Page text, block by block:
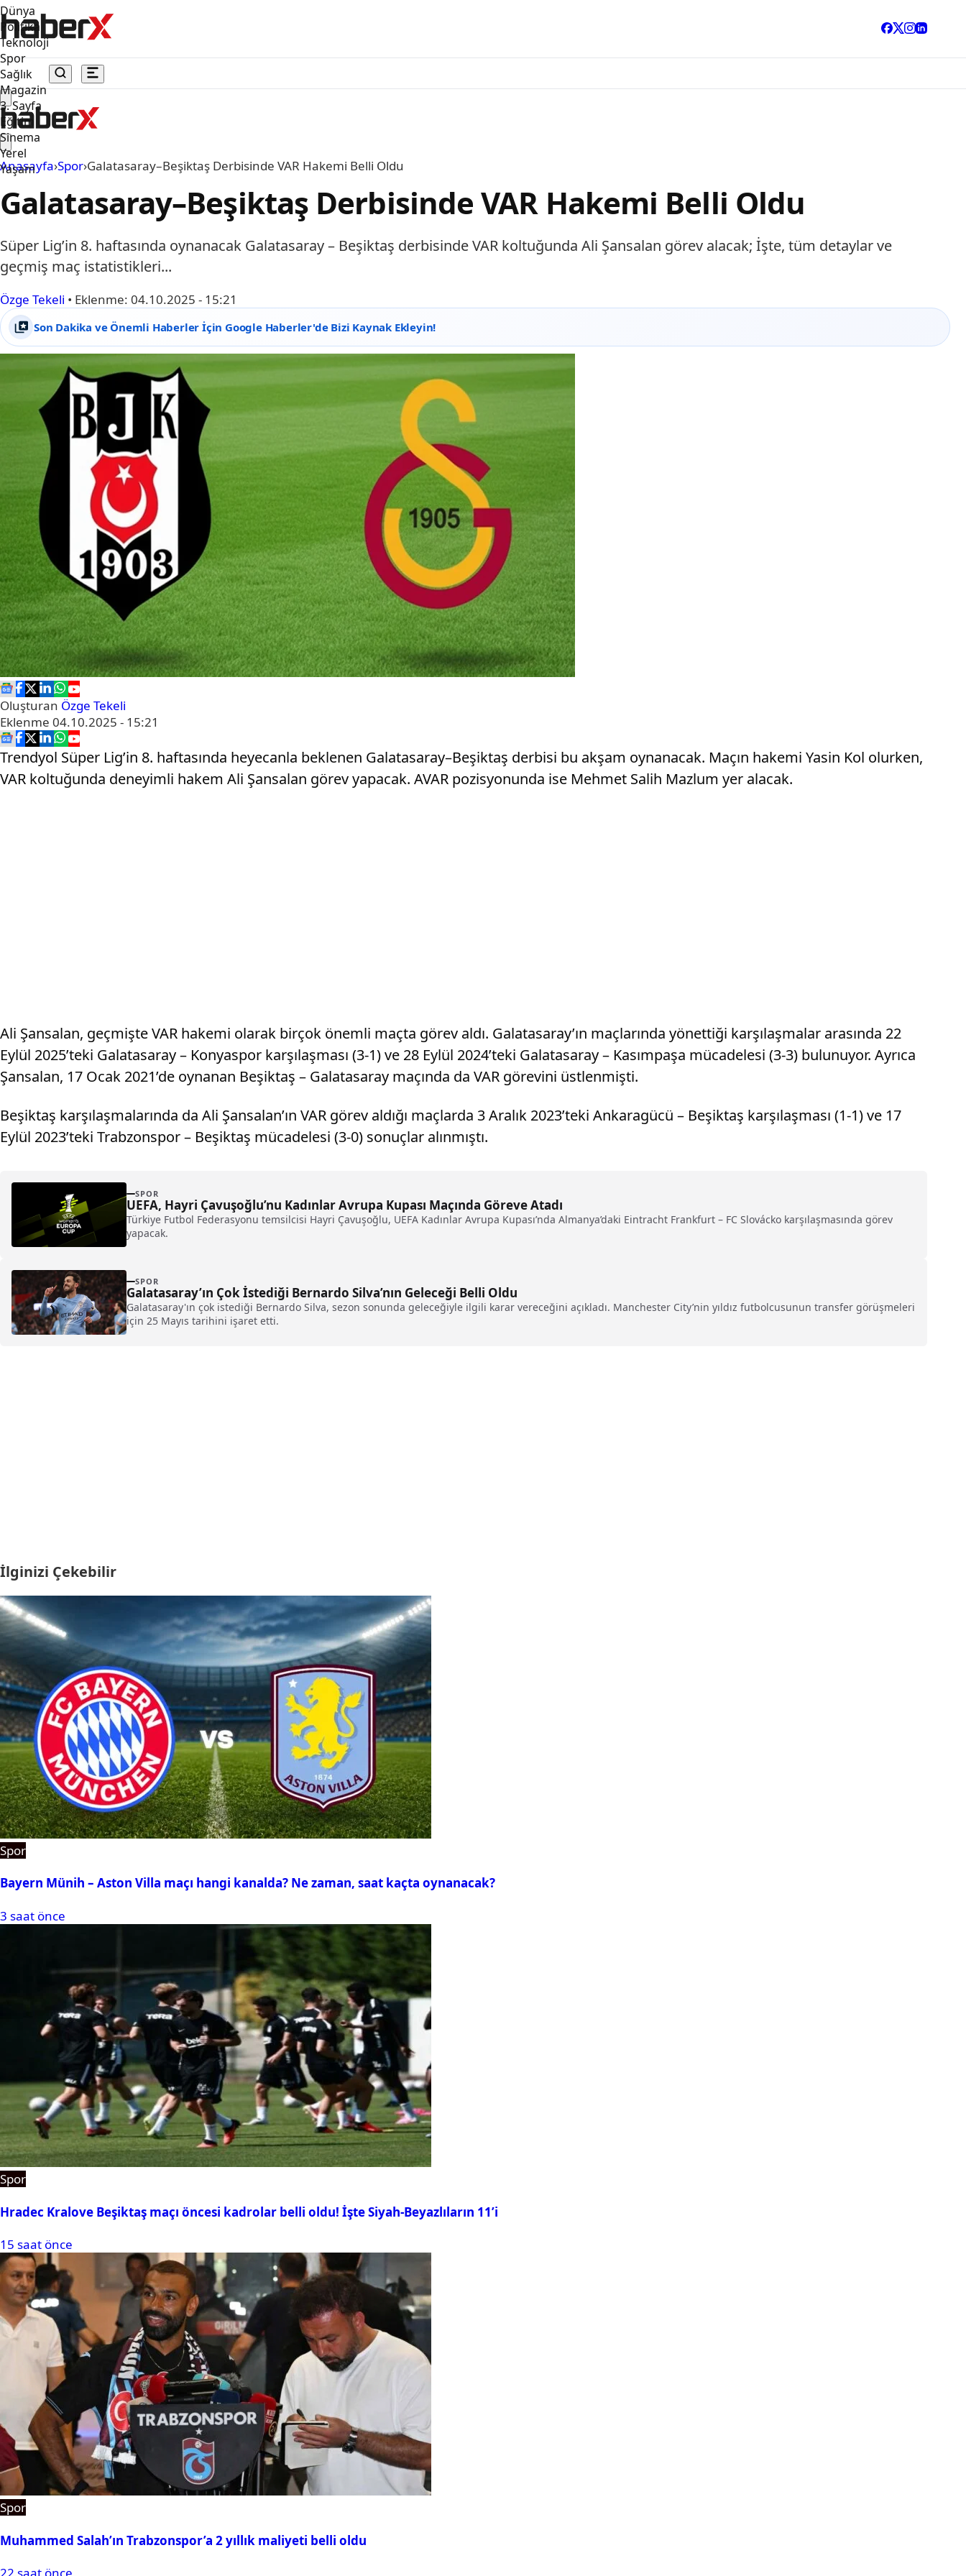
Dünya
Politika
Teknoloji
Spor
Sağlık
Magazin
3. Sayfa
Eğitim
Sinema
Yerel
Yaşam
Anasayfa›Spor›Galatasaray–Beşiktaş Derbisinde VAR Hakemi Belli Oldu
Galatasaray–Beşiktaş Derbisinde VAR Hakemi Belli Oldu
Süper Lig’in 8. haftasında oynanacak Galatasaray – Beşiktaş derbisinde VAR koltuğunda Ali Şansalan görev alacak; İşte, tüm detaylar ve
geçmiş maç istatistikleri...
Özge Tekeli • Eklenme: 04.10.2025 - 15:21
Son Dakika ve Önemli Haberler İçin Google Haberler'de Bizi Kaynak Ekleyin!
Oluşturan Özge Tekeli
Eklenme 04.10.2025 - 15:21
Trendyol Süper Lig’in 8. haftasında heyecanla beklenen Galatasaray–Beşiktaş derbisi bu akşam oynanacak. Maçın hakemi Yasin Kol olurken,
VAR koltuğunda deneyimli hakem Ali Şansalan görev yapacak. AVAR pozisyonunda ise Mehmet Salih Mazlum yer alacak.
Ali Şansalan, geçmişte VAR hakemi olarak birçok önemli maçta görev aldı. Galatasaray’ın maçlarında yönettiği karşılaşmalar arasında 22
Eylül 2025’teki Galatasaray – Konyaspor karşılaşması (3-1) ve 28 Eylül 2024’teki Galatasaray – Kasımpaşa mücadelesi (3-3) bulunuyor. Ayrıca
Şansalan, 17 Ocak 2021’de oynanan Beşiktaş – Galatasaray maçında da VAR görevini üstlenmişti.
Beşiktaş karşılaşmalarında da Ali Şansalan’ın VAR görev aldığı maçlarda 3 Aralık 2023’teki Ankaragücü – Beşiktaş karşılaşması (1-1) ve 17
Eylül 2023’teki Trabzonspor – Beşiktaş mücadelesi (3-0) sonuçlar alınmıştı.
SPOR
UEFA, Hayri Çavuşoğlu’nu Kadınlar Avrupa Kupası Maçında Göreve Atadı
Türkiye Futbol Federasyonu temsilcisi Hayri Çavuşoğlu, UEFA Kadınlar Avrupa Kupası’nda Almanya’daki Eintracht Frankfurt – FC Slovácko karşılaşmasında görev
yapacak.
SPOR
Galatasaray’ın Çok İstediği Bernardo Silva’nın Geleceği Belli Oldu
Galatasaray'ın çok istediği Bernardo Silva, sezon sonunda geleceğiyle ilgili karar vereceğini açıkladı. Manchester City’nin yıldız futbolcusunun transfer görüşmeleri
için 25 Mayıs tarihini işaret etti.
İlginizi Çekebilir
Spor
Bayern Münih – Aston Villa maçı hangi kanalda? Ne zaman, saat kaçta oynanacak?
3 saat önce
Spor
Hradec Kralove Beşiktaş maçı öncesi kadrolar belli oldu! İşte Siyah-Beyazlıların 11’i
15 saat önce
Spor
Muhammed Salah’ın Trabzonspor’a 2 yıllık maliyeti belli oldu